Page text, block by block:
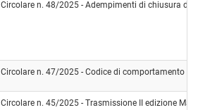
Circolare n. 48/2025 - Adempimenti di chiusura
Circolare n. 47/2025 - Codice di comportamento
Circolare n. 45/2025 - Trasmissione II edizione